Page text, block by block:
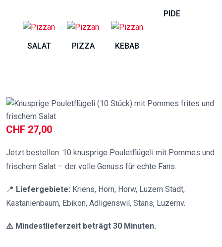
PIDE
SALAT PIZZA KEBAB
CHF 27,00
Jetzt bestellen: 10 knusprige Pouletflügeli mit Pommes und
frischem Salat – der volle Genuss für echte Fans.
📍 Liefergebiete: Kriens, Horn, Horw, Luzern Stadt,
Kastanienbaum, Ebikon, Adligenswil, Stans, Luzernv.
⚠️ Mindestlieferzeit beträgt 30 Minuten.